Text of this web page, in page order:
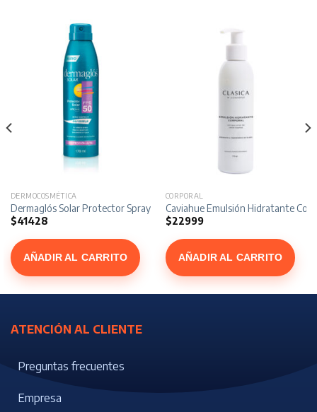
DERMOCOSMÉTICA
Dermaglós Solar Protector Spray Continuo FPS 50 x 170 ml
$41428
AÑADIR AL CARRITO
CORPORAL
Caviahue Emulsión Hidratante
$22999
AÑADIR AL CARRITO
65 x 120 gr
ATENCIÓN AL CLIENTE
Preguntas frecuentes
Empresa